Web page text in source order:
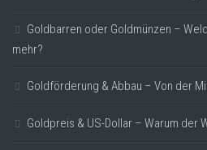
Goldbarren oder Goldmünzen –
mehr?
Goldförderung & Abbau – Von der
Goldpreis & US-Dollar – Warum der